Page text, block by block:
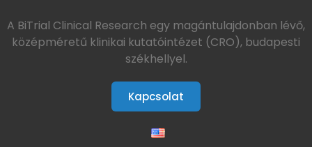
A BiTrial Clinical Research egy magántulajdonban lévő,
középméretű klinikai kutatóintézet (CRO), budapesti
székhellyel.
Kapcsolat